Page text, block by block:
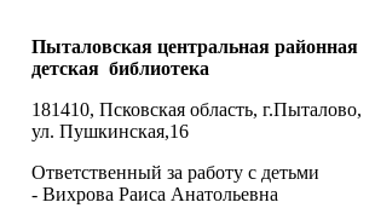
Пыталовская центральная районная
детская библиотека
181410, Псковская область, г.Пыталово,
ул. Пушкинская,16
Ответственный за работу с детьми
- Вихрова Раиса Анатольевна